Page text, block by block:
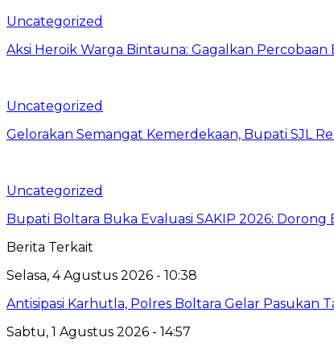
Uncategorized
Aksi Heroik Warga Bintauna: Gagalkan
Uncategorized
Gelorakan Semangat Kemerdekaan, Bupati SJL
Uncategorized
Bupati Boltara Buka Evaluasi SAKIP 2026: Dorong
Berita Terkait
Selasa, 4 Agustus 2026 - 10:38
Antisipasi Karhutla, Polres Boltara Gelar Pasukan
Sabtu, 1 Agustus 2026 - 14:57